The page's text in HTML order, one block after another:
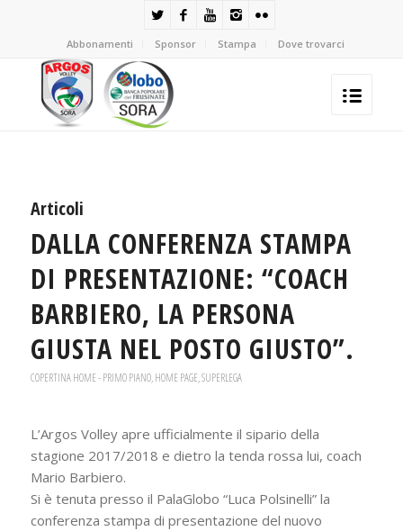
Abbonamenti Sponsor Stampa Dove trovarci
Articoli
DALLA CONFERENZA STAMPA
DI PRESENTAZIONE: “COACH
BARBIERO, LA PERSONA
GIUSTA NEL POSTO GIUSTO”.
COPERTINA HOME - PRIMO PIANO,HOME PAGE,SUPERLEGA
L’Argos Volley apre ufficialmente il sipario della
stagione 2017/2018 e dietro la tenda rossa lui, coach
Mario Barbiero.
Si è tenuta presso il PalaGlobo “Luca Polsinelli” la
conferenza stampa di presentazione del nuovo